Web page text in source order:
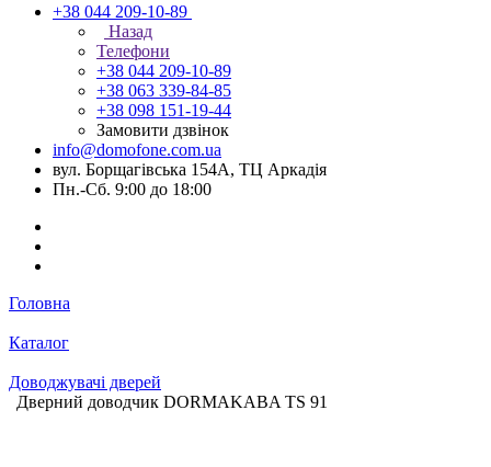
+38 044 209-10-89
Назад
Телефони
+38 044 209-10-89
+38 063 339-84-85
+38 098 151-19-44
Замовити дзвінок
info@domofone.com.ua
вул. Борщагівська 154А, ТЦ Аркадія
Пн.-Сб. 9:00 до 18:00
Головна
Каталог
Доводжувачі дверей
Дверний доводчик DORMAKABA TS 91